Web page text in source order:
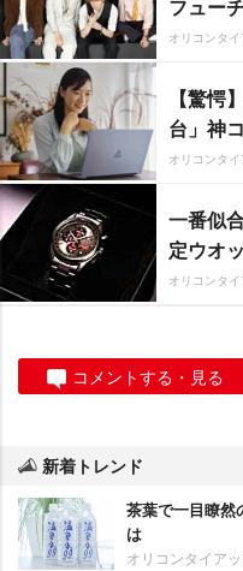
フュー
オリコンタ
【驚愕
台」神
オリコンタ
一番似
定ウオ
オリコンタ
コメントする・見る
新着トレンド
茶葉で一目瞭然
は
オリコンタイア